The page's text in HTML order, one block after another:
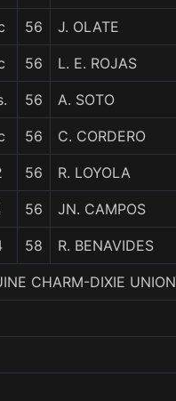
56 J. OLATE
56 L. E. ROJAS
56 A. SOTO
56 C. CORDERO
56 R. LOYOLA
56 JN. CAMPOS
58 R. BENAVIDES
CHARM-DIXIE UNION